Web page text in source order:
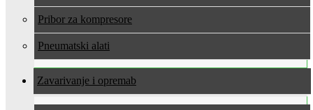
Pribor za kompresore
Pneumatski alati
Zavarivanje i oprema